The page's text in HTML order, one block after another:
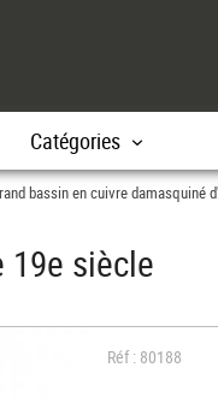
Catégories
bassin en cuivre damasquiné
19e siècle
Réf : 80188